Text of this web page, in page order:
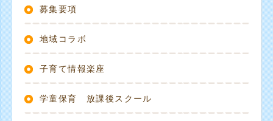
募集要項
地域コラボ
子育て情報楽座
学童保育 放課後スクール